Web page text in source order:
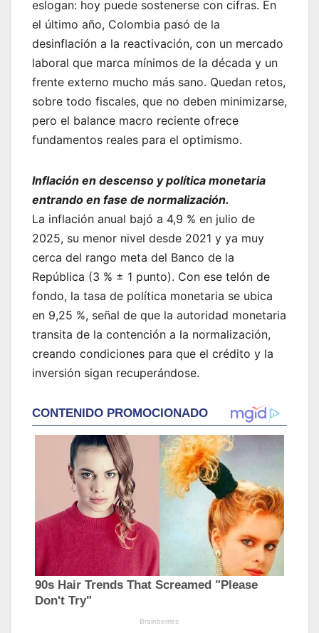
eslogan: hoy puede sostenerse con cifras. En
el último año, Colombia pasó de la
desinflación a la reactivación, con un mercado
laboral que marca mínimos de la década y un
frente externo mucho más sano. Quedan retos,
sobre todo fiscales, que no deben minimizarse,
pero el balance macro reciente ofrece
fundamentos reales para el optimismo.
Inflación en descenso y política monetaria
entrando en fase de normalización.
La inflación anual bajó a 4,9 % en julio de
2025, su menor nivel desde 2021 y ya muy
cerca del rango meta del Banco de la
República (3 % ± 1 punto). Con ese telón de
fondo, la tasa de política monetaria se ubica
en 9,25 %, señal de que la autoridad monetaria
transita de la contención a la normalización,
creando condiciones para que el crédito y la
inversión sigan recuperándose.